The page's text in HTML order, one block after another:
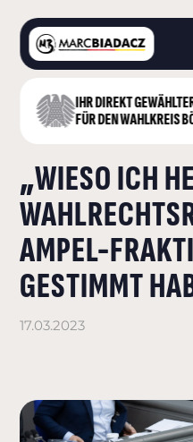
IHR DIREKT
FÜR DEN WAHLKREIS
„WIESO ICH
AMPEL-
GESTIMMT
17.03.2023